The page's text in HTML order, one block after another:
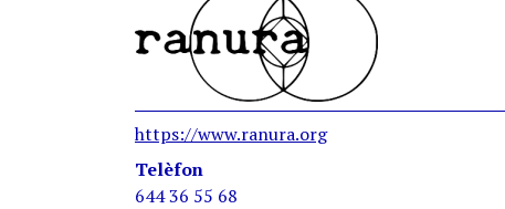
https://www.ranura.org
Telèfon
644 36 55 68